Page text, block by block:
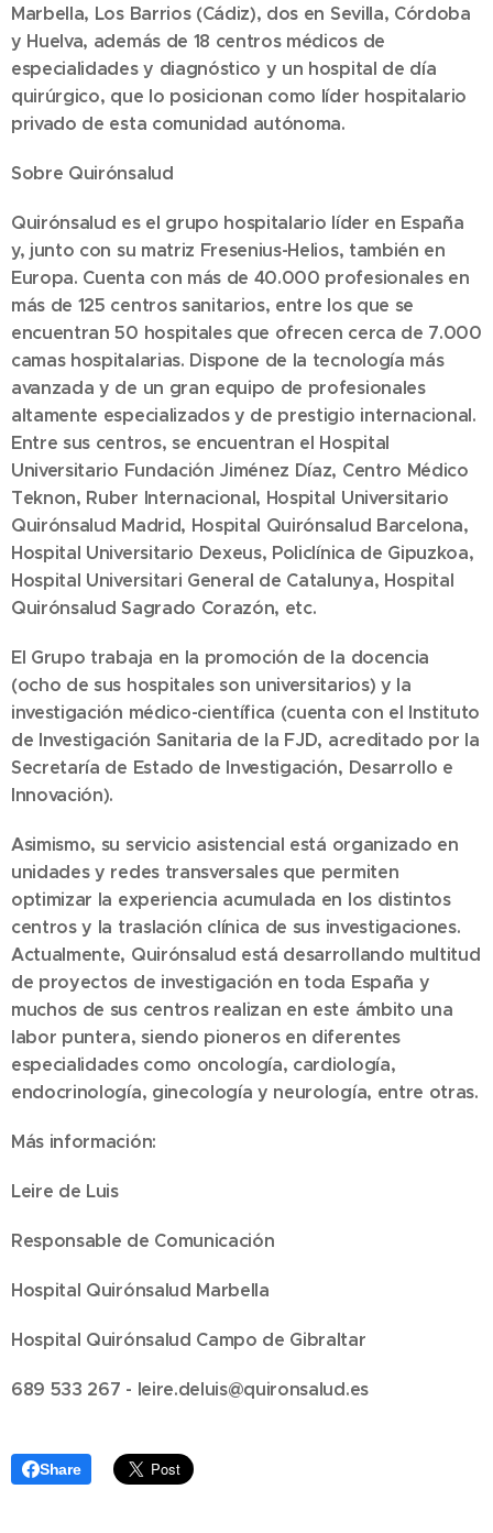
Marbella, Los Barrios (Cádiz), dos en Sevilla, Córdoba
y Huelva, además de 18 centros médicos de
especialidades y diagnóstico y un hospital de día
quirúrgico, que lo posicionan como líder hospitalario
privado de esta comunidad autónoma.
Sobre Quirónsalud
Quirónsalud es el grupo hospitalario líder en España
y, junto con su matriz Fresenius-Helios, también en
Europa. Cuenta con más de 40.000 profesionales en
más de 125 centros sanitarios, entre los que se
encuentran 50 hospitales que ofrecen cerca de 7.000
camas hospitalarias. Dispone de la tecnología más
avanzada y de un gran equipo de profesionales
altamente especializados y de prestigio internacional.
Entre sus centros, se encuentran el Hospital
Universitario Fundación Jiménez Díaz, Centro Médico
Teknon, Ruber Internacional, Hospital Universitario
Quirónsalud Madrid, Hospital Quirónsalud Barcelona,
Hospital Universitario Dexeus, Policlínica de Gipuzkoa,
Hospital Universitari General de Catalunya, Hospital
Quirónsalud Sagrado Corazón, etc.
El Grupo trabaja en la promoción de la docencia
(ocho de sus hospitales son universitarios) y la
investigación médico-científica (cuenta con el Instituto
de Investigación Sanitaria de la FJD, acreditado por la
Secretaría de Estado de Investigación, Desarrollo e
Innovación).
Asimismo, su servicio asistencial está organizado en
unidades y redes transversales que permiten
optimizar la experiencia acumulada en los distintos
centros y la traslación clínica de sus investigaciones.
Actualmente, Quirónsalud está desarrollando multitud
de proyectos de investigación en toda España y
muchos de sus centros realizan en este ámbito una
labor puntera, siendo pioneros en diferentes
especialidades como oncología, cardiología,
endocrinología, ginecología y neurología, entre otras.
Más información:
Leire de Luis
Responsable de Comunicación
Hospital Quirónsalud Marbella
Hospital Quirónsalud Campo de Gibraltar
689 533 267 - leire.deluis@quironsalud.es
Share